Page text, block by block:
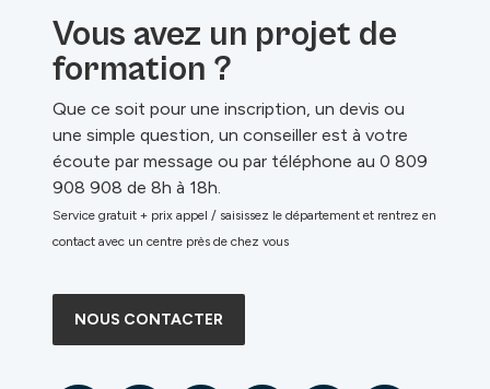
Vous avez un projet de
formation ?
Que ce soit pour une inscription, un devis ou
une simple question, un conseiller est à votre
écoute par message ou par téléphone au 0 809
908 908 de 8h à 18h.
Service gratuit + prix appel / saisissez le département et rentrez en
contact avec un centre près de chez vous
NOUS CONTACTER